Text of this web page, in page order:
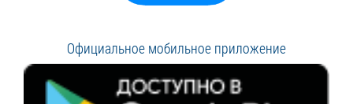
Официальное мобильное приложение